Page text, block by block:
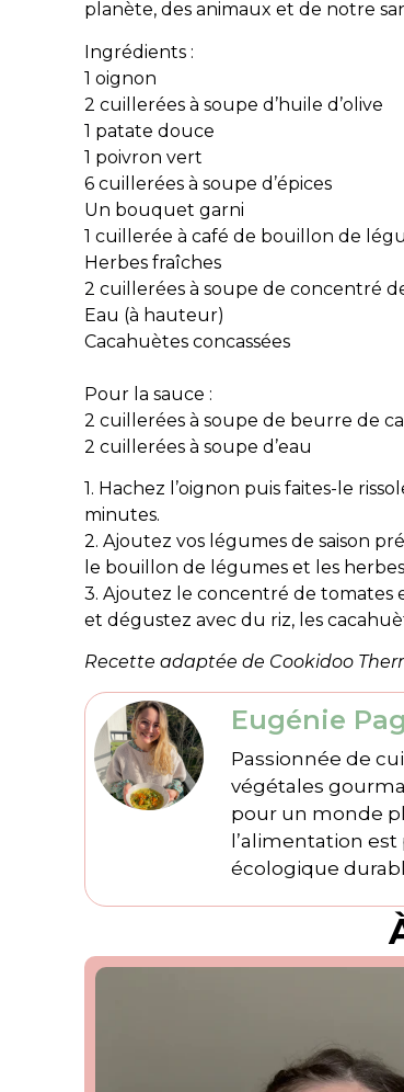
planète, des animaux et de notre
Ingrédients :
1 oignon
2 cuillerées à soupe d’huile d’olive
1 patate douce
1 poivron vert
6 cuillerées à soupe d’épices
Un bouquet garni
1 cuillerée à café de bouillon de
Herbes fraîches
2 cuillerées à soupe de concentré
Eau (à hauteur)
Cacahuètes concassées
Pour la sauce :
2 cuillerées à soupe de beurre de
2 cuillerées à soupe d’eau
1. Hachez l’oignon puis faites-le
minutes.
2. Ajoutez vos légumes de saison
le bouillon de légumes et les
3. Ajoutez le concentré de tomates
et dégustez avec du riz, les
Recette adaptée de Cookidoo
Eugénie
Passionnée de
végétales
pour un monde
l’alimentation
écologique